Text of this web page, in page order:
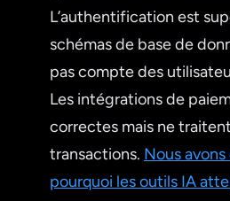
L’authentification est
schémas de base de
pas compte des
Les intégrations de
correctes mais ne
transactions. Nous
pourquoi les outils IA